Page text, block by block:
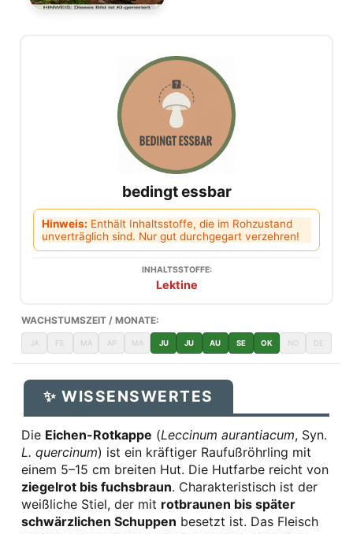
bedingt essbar
Hinweis: Enthält Inhaltsstoffe, die im Rohzustand
unverträglich sind. Nur gut durchgegart verzehren!
INHALTSSTOFFE:
Lektine
WACHSTUMSZEIT / MONATE:
JA FE MÄ AP MA JU JU AU SE OK NO DE
✨ WISSENSWERTES
Die Eichen-Rotkappe (Leccinum aurantiacum, Syn.
L. quercinum) ist ein kräftiger Raufußröhrling mit
einem 5–15 cm breiten Hut. Die Hutfarbe reicht von
ziegelrot bis fuchsbraun. Charakteristisch ist der
weißliche Stiel, der mit rotbraunen bis später
schwärzlichen Schuppen besetzt ist. Das Fleisch